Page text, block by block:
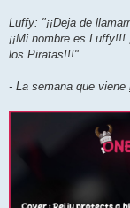
Luffy: "¡¡Deja de
¡¡Mi nombre es
los Piratas!!!"
- La semana que viene